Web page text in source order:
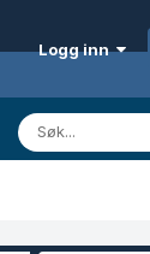
Logg inn